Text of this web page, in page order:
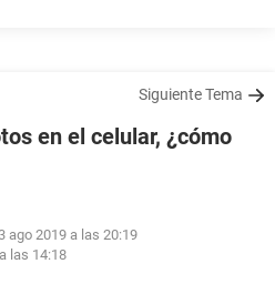
Siguiente Tema
en el celular, ¿cómo
ago 2019 a las 20:19
las 14:18